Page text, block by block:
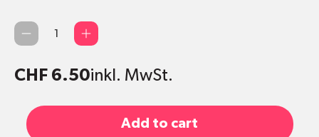
Qty
CHF 6.50inkl. MwSt.
Add to cart